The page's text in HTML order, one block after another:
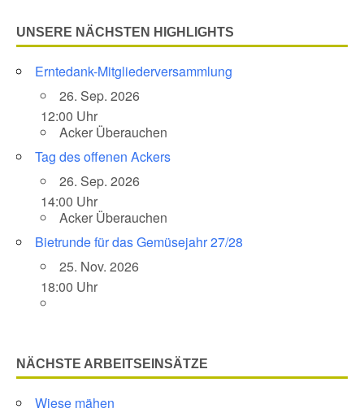
UNSERE NÄCHSTEN HIGHLIGHTS
Erntedank-Mitgliederversammlung
26. Sep. 2026
12:00 Uhr
Acker Überauchen
Tag des offenen Ackers
26. Sep. 2026
14:00 Uhr
Acker Überauchen
Bietrunde für das Gemüsejahr 27/28
25. Nov. 2026
18:00 Uhr
NÄCHSTE ARBEITSEINSÄTZE
Wiese mähen